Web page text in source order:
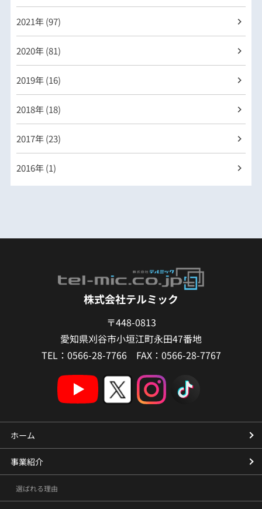
2021年 (97)
2020年 (81)
2019年 (16)
2018年 (18)
2017年 (23)
2016年 (1)
株式会社テルミック
〒448-0813
愛知県刈谷市小垣江町永田47番地
TEL：0566-28-7766 FAX：0566-28-7767
ホーム
事業紹介
選ばれる理由